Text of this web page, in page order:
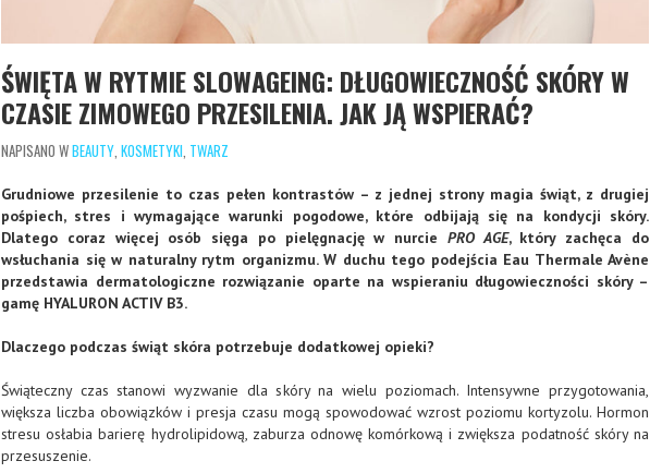
ŚWIĘTA W RYTMIE SLOWAGEING: DŁUGOWIECZNOŚĆ SKÓRY W
CZASIE ZIMOWEGO PRZESILENIA. JAK JĄ WSPIERAĆ?
NAPISANO WBEAUTY KOSMETYKI TWARZ
Grudniowe przesilenie to czas pełen kontrastów – z jednej strony magia świąt, z drugiej
pośpiech, stres i wymagające warunki pogodowe, które odbijają się na kondycji skóry.
Dlatego coraz więcej osób sięga po pielęgnację w nurcie PRO AGE, który zachęca do
wsłuchania się w naturalny rytm organizmu. W duchu tego podejścia Eau Thermale Avène
przedstawia dermatologiczne rozwiązanie oparte na wspieraniu długowieczności skóry –
gamę HYALURON ACTIV B3.
Dlaczego podczas świąt skóra potrzebuje dodatkowej opieki?
Świąteczny czas stanowi wyzwanie dla skóry na wielu poziomach. Intensywne przygotowania,
większa liczba obowiązków i presja czasu mogą spowodować wzrost poziomu kortyzolu. Hormon
stresu osłabia barierę hydrolipidową, zaburza odnowę komórkową i zwiększa podatność skóry na
przesuszenie.